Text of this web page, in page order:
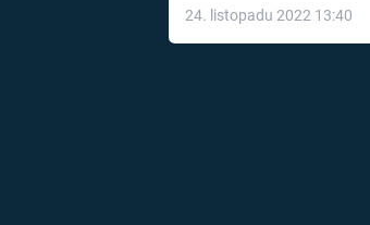
24. listopadu 2022 13:40